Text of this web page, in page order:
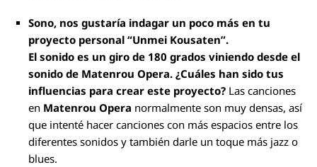
Sono, nos gustaría indagar un poco más en tu
proyecto personal “Unmei Kousaten”.
El sonido es un giro de 180 grados viniendo desde el
sonido de Matenrou Opera. ¿Cuáles han sido tus
influencias para crear este proyecto? Las canciones
en Matenrou Opera normalmente son muy densas, así
que intenté hacer canciones con más espacios entre los
diferentes sonidos y también darle un toque más jazz o
blues.